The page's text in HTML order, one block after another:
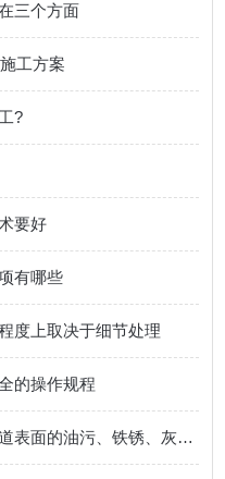
三个方面
工方案
?
要好
有哪些
度上取决于细节处理
的操作规程
管道铝皮保温施工前要清除管道表面的油污、铁锈、灰尘等杂物